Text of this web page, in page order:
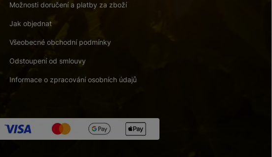
Možnosti doručení a platby za zboží
Jak objednat
Všeobecné obchodní podmínky
Odstoupení od smlouvy
Informace o zpracování osobních údajů